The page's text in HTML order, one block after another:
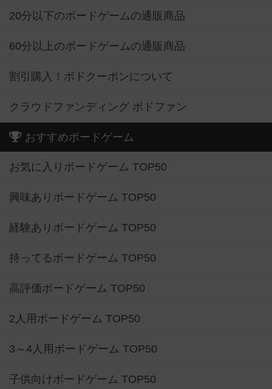
20分以下のボードゲームの通販商品
60分以上のボードゲームの通販商品
割引購入！ボドクーポンについて
クラウドファンディング ボドファン
おすすめボードゲーム
お気に入りボードゲーム TOP50
興味ありボードゲーム TOP50
経験ありボードゲーム TOP50
持ってるボードゲーム TOP50
高評価ボードゲーム TOP50
2人用ボードゲーム TOP50
3～4人用ボードゲーム TOP50
子供向けボードゲーム TOP50